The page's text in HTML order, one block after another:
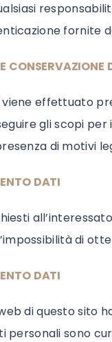
fornite
CONSERVAZIONE
effettuato
gli scopi per
di motivi
DATI
di
DATI
di questo sito
personali sono